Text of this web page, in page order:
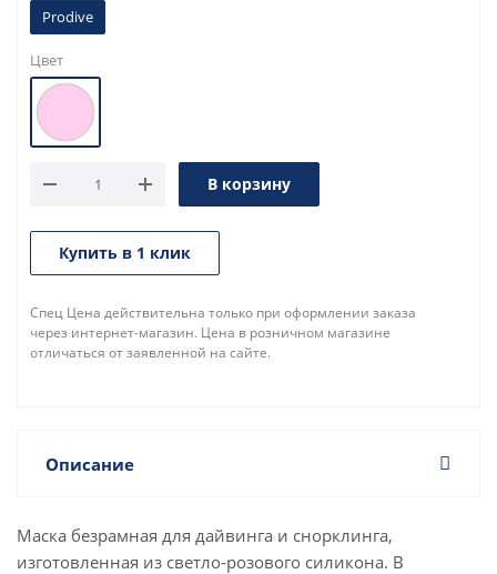
Prodive
Цвет
В корзину
Купить в 1 клик
Спец Цена действительна только при оформлении заказа
через интернет-магазин. Цена в розничном магазине
отличаться от заявленной на сайте.
Описание
Маска безрамная для дайвинга и снорклинга,
изготовленная из светло-розового силикона. В